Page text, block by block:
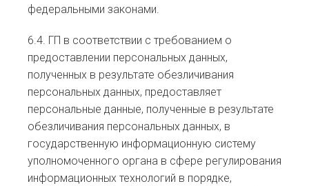
федеральными законами.
6.4. ГП в соответствии с требованием о
предоставлении персональных данных,
полученных в результате обезличивания
персональных данных, предоставляет
персональные данные, полученные в результате
обезличивания персональных данных, в
государственную информационную систему
уполномоченного органа в сфере регулирования
информационных технологий в порядке,